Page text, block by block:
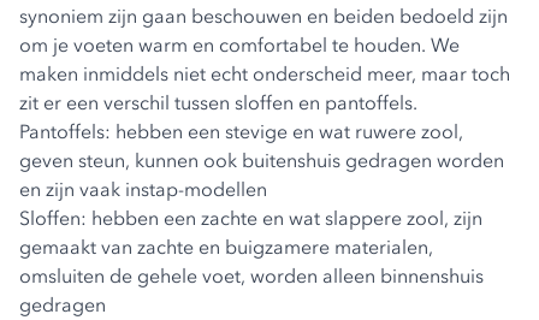
synoniem zijn gaan beschouwen en beiden bedoeld zijn
om je voeten warm en comfortabel te houden. We
maken inmiddels niet echt onderscheid meer, maar toch
zit er een verschil tussen sloffen en pantoffels.
Pantoffels: hebben een stevige en wat ruwere zool,
geven steun, kunnen ook buitenshuis gedragen worden
en zijn vaak instap-modellen
Sloffen: hebben een zachte en wat slappere zool, zijn
gemaakt van zachte en buigzamere materialen,
omsluiten de gehele voet, worden alleen binnenshuis
gedragen